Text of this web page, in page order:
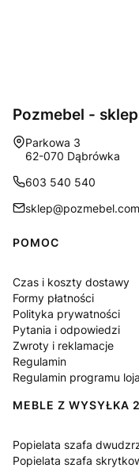
Pozmebel -
Adres:
Parkowa 3
62-070 Dąbrówka
603 540 540
sklep@pozmebel.com
Linki w stopce
POMOC
Czas i koszty dostawy
Formy płatności
Polityka prywatności
Pytania i odpowiedzi
Zwroty i reklamacje
Regulamin
Regulamin programu
MEBLE Z WYSYŁKA
Popielata szafa
Popielata szafa